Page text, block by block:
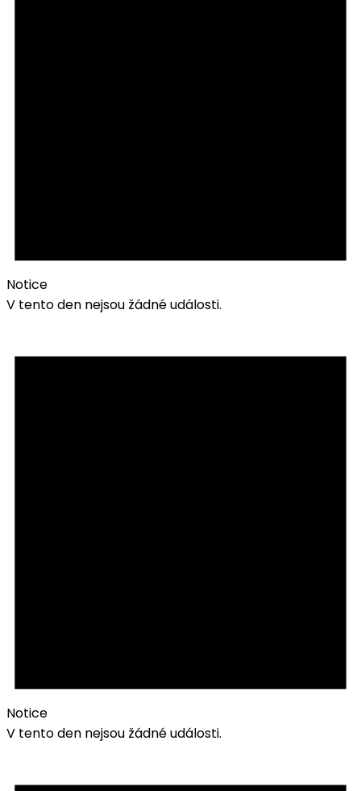
Notice
V tento den nejsou žádné události.
Notice
V tento den nejsou žádné události.